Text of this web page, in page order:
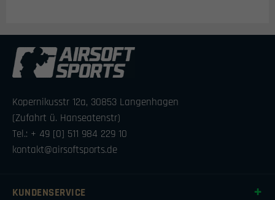
Kopernikusstr 12a, 30853 Langenhagen
(Zufahrt ü. Hanseatenstr)
Tel.: + 49 [0] 511 984 229 10
kontakt@airsoftsports.de
KUNDENSERVICE